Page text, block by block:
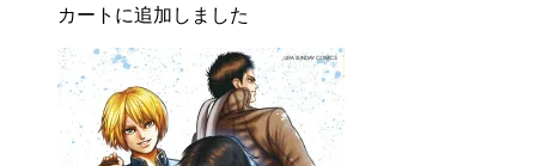
カートに追加しました